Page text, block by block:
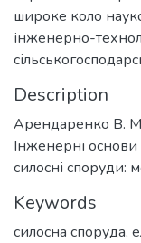
широке коло
інженерно-
Description
Арендаренко В.
Інженерні
силосні споруди:
Keywords
силосна споруда,